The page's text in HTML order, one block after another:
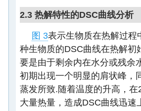
2.3 热解特性的DSC曲线分析
图 3表示生物质在热解过程
种生物质的DSC曲线在热解
要是由于剩余内在水分或残余
初期出现一个明显的肩状峰，
蒸发所致.随着温度的升高，
大量热量，造成DSC曲线迅